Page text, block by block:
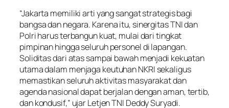
“Jakarta memiliki arti yang sangat strategis bagi
bangsa dan negara. Karena itu, sinergitas TNI dan
Polri harus terbangun kuat, mulai dari tingkat
pimpinan hingga seluruh personel di lapangan.
Soliditas dari atas sampai bawah menjadi kekuatan
utama dalam menjaga keutuhan NKRI sekaligus
memastikan seluruh aktivitas masyarakat dan
agenda nasional dapat berjalan dengan aman, tertib,
dan kondusif,” ujar Letjen TNI Deddy Suryadi.